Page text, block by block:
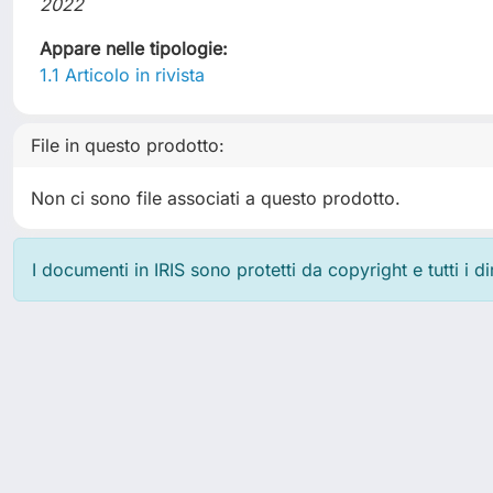
2022
Appare nelle tipologie:
1.1 Articolo in rivista
File in questo prodotto:
Non ci sono file associati a questo prodotto.
I documenti in IRIS sono protetti da copyright e tutti i